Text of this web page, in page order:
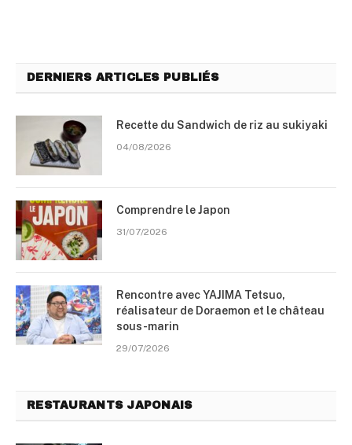
DERNIERS ARTICLES PUBLIÉS
Recette du Sandwich de riz au sukiyaki
04/08/2026
Comprendre le Japon
31/07/2026
Rencontre avec YAJIMA Tetsuo,
réalisateur de Doraemon et le château
sous-marin
29/07/2026
RESTAURANTS JAPONAIS